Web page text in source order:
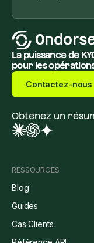
La puissance de
pour les
Contactez-nous
Obtenez un
RESSOURCES
Blog
Guides
Cas Clients